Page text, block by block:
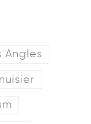
Angles